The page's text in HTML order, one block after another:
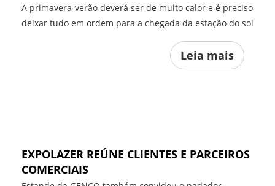
A primavera-verão deverá ser de muito calor e é preciso
deixar tudo em ordem para a chegada da estação do sol
Leia mais
EXPOLAZER REÚNE CLIENTES E PARCEIROS
COMERCIAIS